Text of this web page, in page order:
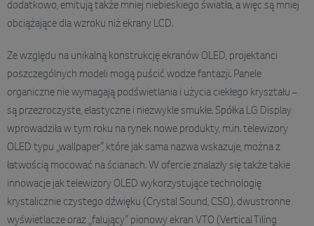
dodatkowo, emitują także mniej niebieskiego światła, a więc są mniej
obciążające dla wzroku niż ekrany LCD.
Ze względu na unikalną konstrukcję ekranów OLED, projektanci
poszczególnych modeli mogą puścić wodze fantazji. Panele
organiczne nie wymagają podświetlania i użycia ciekłego kryształu –
są przezroczyste, elastyczne i niezwykle smukłe. Spółka LG Display
wprowadziła w tym roku na rynek nowe produkty, m.in. telewizory
OLED typu „wallpaper”, które jak sama nazwa wskazuje, można z
łatwością mocować na ścianach. W ofercie znalazły się także takie
innowacje jak telewizory OLED wykorzystujące technologię
krystalicznie czystego dźwięku (Crystal Sound, CSO), dwustronne
wyświetlacze oraz „falujący” pionowy ekran VTO (Vertical Tiling